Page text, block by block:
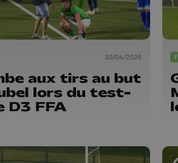
30/04/2026
aux tirs au but
lors du test-
D3 FFA